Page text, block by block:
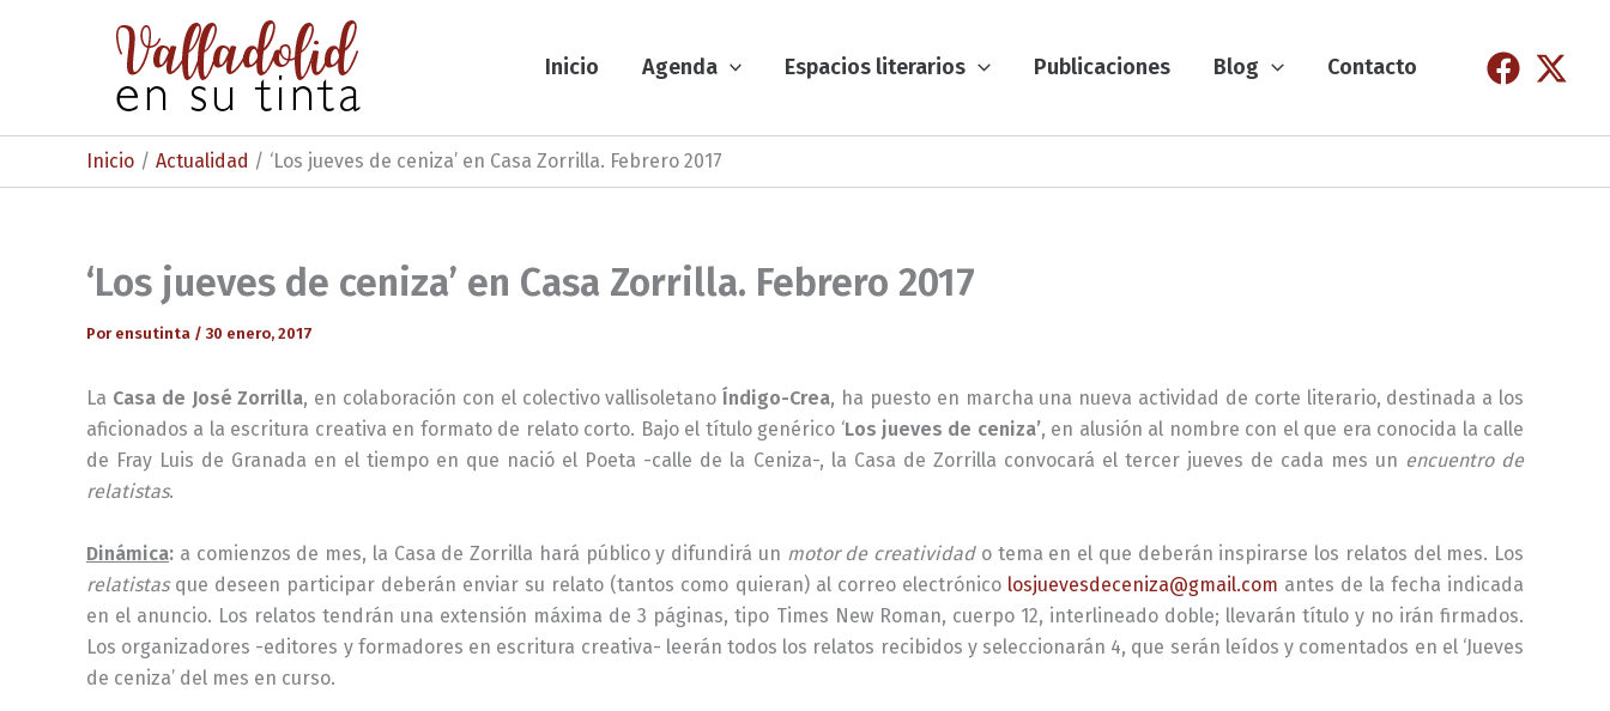
Inicio Agenda Espacios literarios Publicaciones Blog Contacto
Inicio Actualidad ‘Los jueves de ceniza’ en Casa Zorrilla. Febrero 2017
‘Los jueves de ceniza’ en Casa Zorrilla. Febrero 2017
Por ensutinta / 30 enero, 2017
La Casa de José Zorrilla, en colaboración con el colectivo vallisoletanoÍndigo-Crea, ha puesto en marcha una nueva actividad de corte literario, destinada a los
aficionados a la escritura creativa en formato de relato corto. Bajo el título genérico ‘Los jueves de ceniza’, en alusión al nombre con el que era conocida la calle
de Fray Luis de Granada en el tiempo en que nació el Poeta -calle de la Ceniza-, la Casa de Zorrilla convocará el tercer jueves de cada mes un encuentro de
relatistas.
Dinámica: a comienzos de mes, la Casa de Zorrilla hará público y difundirá un motor de creatividado tema en el que deberán inspirarse los relatos del mes. Los
relatistasque deseen participar deberán enviar su relato (tantos como quieran) al correo electrónico losjuevesdeceniza@gmail.com antes de la fecha indicada
en el anuncio. Los relatos tendrán una extensión máxima de 3 páginas, tipo Times New Roman, cuerpo 12, interlineado doble; llevarán título y no irán firmados.
Los organizadores -editores y formadores en escritura creativa- leerán todos los relatos recibidos y seleccionarán 4, que serán leídos y comentados en el ‘Jueves
de ceniza’ del mes en curso.